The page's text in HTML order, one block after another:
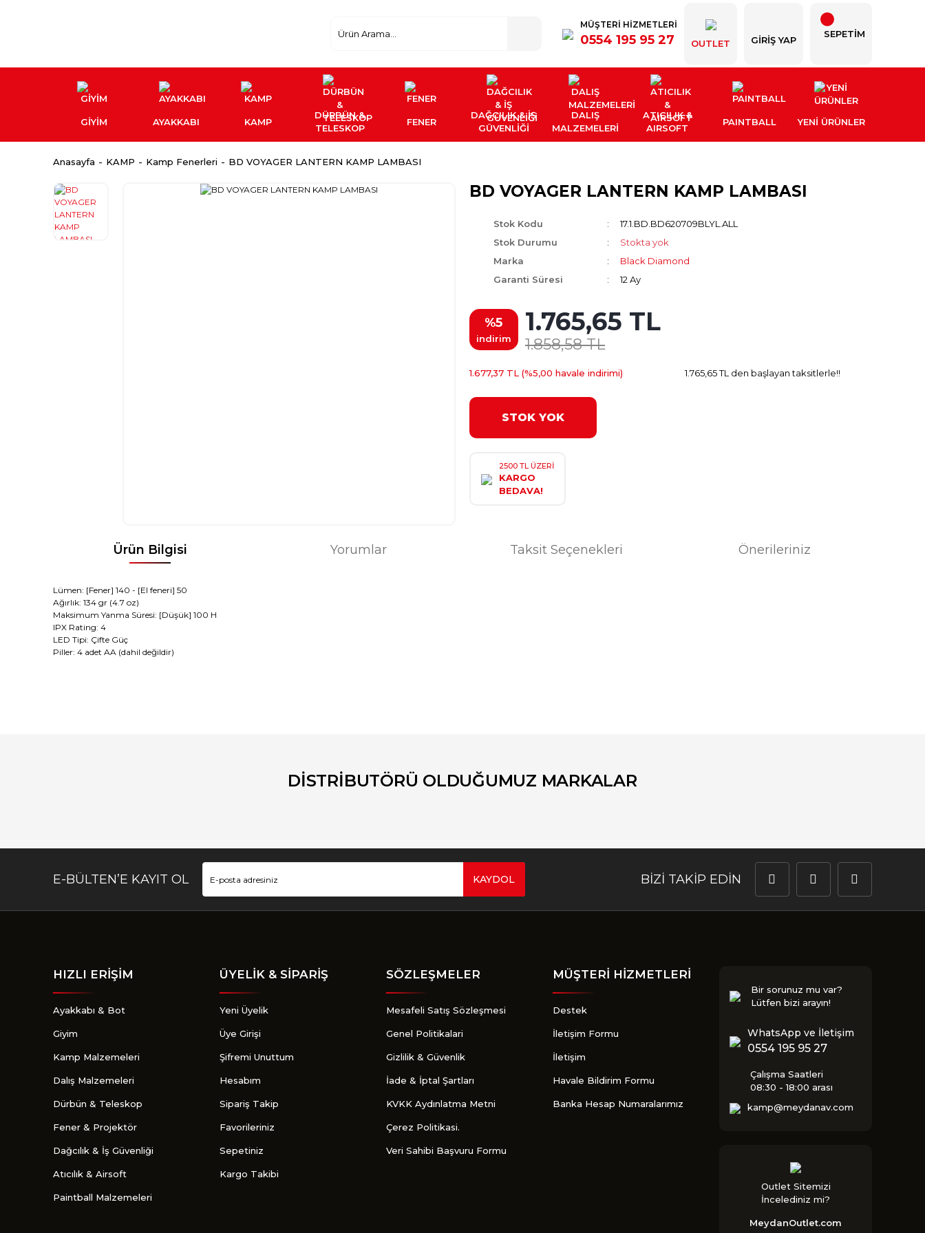
MÜŞTERİ HİZMETLERİ
0554 195 95 27 OUTLET GIRIŞ YAP
SEPETİM
GİYİM AYAKKABI KAMP
DÜRBÜN &
TELESKOP
FENER
DAĞCILIK & İŞ
GÜVENLİĞİ
DALIŞ
MALZEMELERİ
ATICILIK &
AIRSOFT
PAINTBALL YENI ÜRÜNLER
Anasayfa KAMP Kamp Fenerleri BD VOYAGER LANTERN KAMP LAMBASI
BD VOYAGER LANTERN KAMP LAMBASI
Stok Kodu
17.1.BD.BD620709BLYL.ALL
Stok Durumu
Stokta yok
Marka
Black Diamond
Garanti Süresi
12 Ay
%5
indirim
1.765,65 TL
1.858,58 TL
1.677,37 TL (%5,00 havale indirimi) 1.765,65 TL den başlayan taksitlerle!!
STOK YOK
2500 TL ÜZERİ
KARGO
BEDAVA!
Ürün Bilgisi Yorumlar Taksit Seçenekleri Önerileriniz
Lümen: [Fener] 140 - [El feneri] 50
Ağırlık: 134 gr (4.7 oz)
Maksimum Yanma Süresi: [Düşük] 100 H
IPX Rating: 4
LED Tipi: Çifte Güç
Piller: 4 adet AA (dahil değildir)
Yorum Yaz
DİSTRİBUTÖRÜ OLDUĞUMUZ MARKALAR
E-BÜLTEN’E KAYIT OL KAYDOL BİZİ TAKİP EDİN
HIZLI ERİŞİM
Ayakkabı & Bot
Giyim
Kamp Malzemeleri
Dalış Malzemeleri
Dürbün & Teleskop
Fener & Projektör
Dağcılık & İş Güvenliği
Atıcılık & Airsoft
Paintball Malzemeleri
ÜYELİK & SİPARİŞ
Yeni Üyelik
Üye Girişi
Şifremi Unuttum
Hesabım
Sipariş Takip
Favorileriniz
Sepetiniz
Kargo Takibi
SÖZLEŞMELER
Mesafeli Satış Sözleşmesi
Genel Politikalari
Gizlilik & Güvenlik
İade & İptal Şartları
KVKK Aydınlatma Metni
Çerez Politikasi.
Veri Sahibi Başvuru Formu
MÜŞTERİ HİZMETLERİ
Destek
İletişim Formu
İletişim
Havale Bildirim Formu
Banka Hesap Numaralarımız
Bir sorunuz mu var?
Lütfen bizi arayın!
WhatsApp ve İletişim
0554 195 95 27
Çalışma Saatleri
08:30 - 18:00 arası
kamp@meydanav.com
Outlet Sitemizi
İncelediniz mi?
MeydanOutlet.com